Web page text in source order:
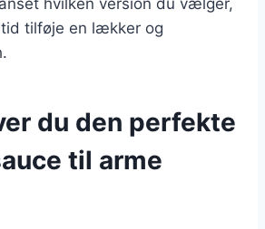
tilføje en lækker og
du den perfekte
til arme